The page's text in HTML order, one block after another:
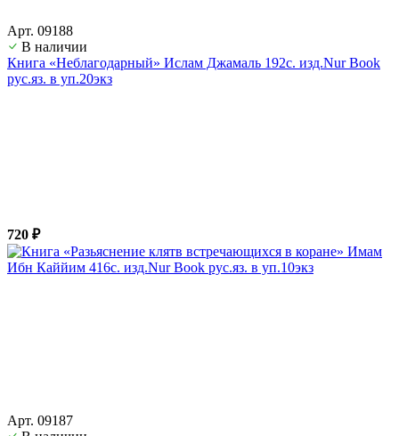
Арт. 09188
В наличии
Книга «Неблагодарный» Ислам Джамаль 192с. изд.Nur Book
рус.яз. в уп.20экз
720 ₽
Арт. 09187